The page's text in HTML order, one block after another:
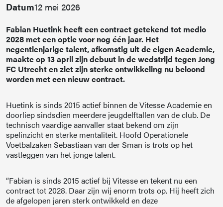
Datum12 mei 2026
Fabian Huetink heeft een contract getekend tot medio
2028 met een optie voor nog één jaar. Het
negentienjarige talent, afkomstig uit de eigen Academie,
maakte op 13 april zijn debuut in de wedstrijd tegen Jong
FC Utrecht en ziet zijn sterke ontwikkeling nu beloond
worden met een nieuw contract.
Huetink is sinds 2015 actief binnen de Vitesse Academie en
doorliep sindsdien meerdere jeugdelftallen van de club. De
technisch vaardige aanvaller staat bekend om zijn
spelinzicht en sterke mentaliteit. Hoofd Operationele
Voetbalzaken Sebastiaan van der Sman is trots op het
vastleggen van het jonge talent.
“Fabian is sinds 2015 actief bij Vitesse en tekent nu een
contract tot 2028. Daar zijn wij enorm trots op. Hij heeft zich
de afgelopen jaren sterk ontwikkeld en deze